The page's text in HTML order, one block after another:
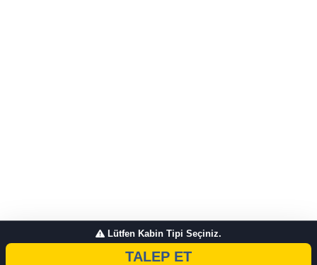
Lütfen Kabin Tipi Seçiniz.
TALEP ET